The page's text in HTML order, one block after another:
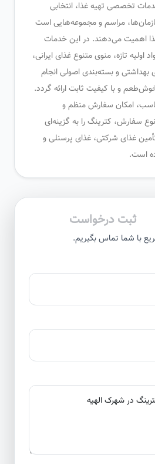
تهیه غذا، انتخابی
مراسم و مجموعه‌هایی است
می‌دهند. در این خدمات
منوی متنوع غذای ایرانی،
و بسته‌بندی اصولی انجام
کیفیت ثابت ارائه گردد.
سفارش منظم و
کترینگ را به گزینه‌ای
شرکتی، غذای پرسنلی و
درخواست
تماس بگیریم.